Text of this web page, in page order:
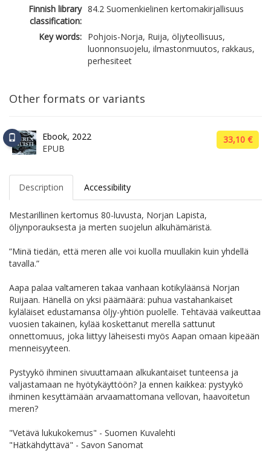
Finnish library
classification:
84.2 Suomenkielinen kertomakirjallisuus
Key words: Pohjois-Norja, Ruija, öljyteollisuus,
luonnonsuojelu, ilmastonmuutos, rakkaus,
perhesiteet
Other formats or variants
Ebook, 2022
EPUB
33,10 €
Description Accessibility
Mestarillinen kertomus 80-luvusta, Norjan Lapista,
öljynporauksesta ja merten suojelun alkuhämäristä.
”Minä tiedän, että meren alle voi kuolla muullakin kuin yhdellä
tavalla.”
Aapa palaa valtameren takaa vanhaan kotikyläänsä Norjan
Ruijaan. Hänellä on yksi päämäärä: puhua vastahankaiset
kyläläiset edustamansa öljy-yhtiön puolelle. Tehtävää vaikeuttaa
vuosien takainen, kylää koskettanut merellä sattunut
onnettomuus, joka liittyy läheisesti myös Aapan omaan kipeään
menneisyyteen.
Pystyykö ihminen sivuuttamaan alkukantaiset tunteensa ja
valjastamaan ne hyötykäyttöön? Ja ennen kaikkea: pystyykö
ihminen kesyttämään arvaamattomana vellovan, haavoitetun
meren?
"Vetävä lukukokemus" - Suomen Kuvalehti
"Hätkähdyttävä" - Savon Sanomat